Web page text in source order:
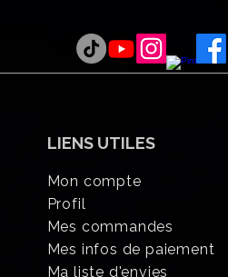
LIENS UTILES
Mon compte
Profil
Mes commandes
Mes infos de paiement
Ma liste d'envies